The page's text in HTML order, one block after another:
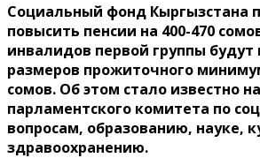
Социальный фонд Кыргызстана
повысить пенсии на 400-470
инвалидов первой группы
размеров прожиточного
сомов. Об этом стало известно
парламентского комитета по
вопросам, образованию, науке,
здравоохранению.